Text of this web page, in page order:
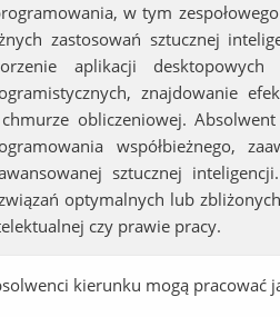
w tym
zastosowań sztucznej
aplikacji
znajdowanie
obliczeniowej.
współbieżnego,
sztucznej
optymalnych lub
czy prawie pracy.
kierunku mogą pracować